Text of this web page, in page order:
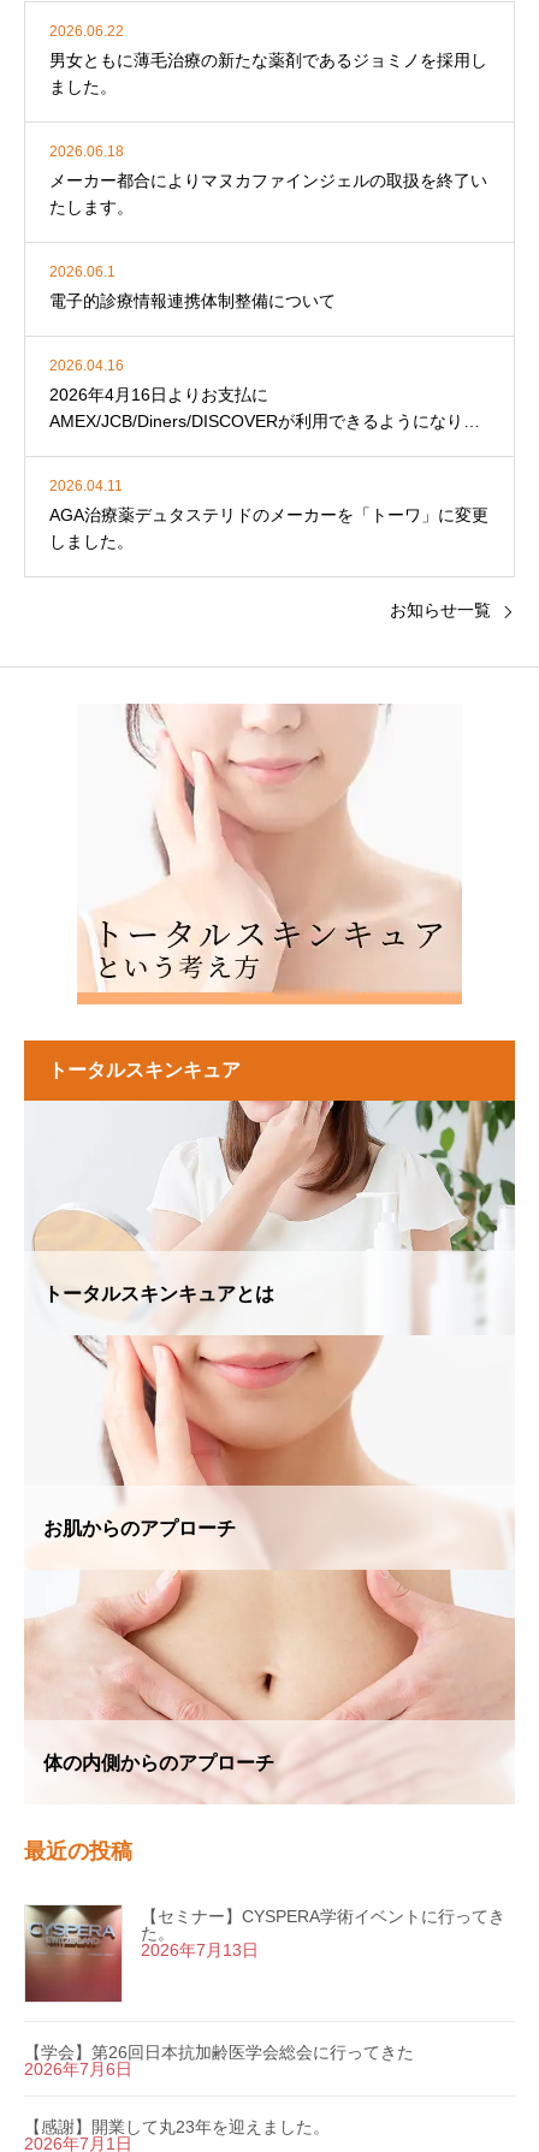
2026.06.22
男女ともに薄毛治療の新たな薬剤であるジョミノを採用し
ました。
2026.06.18
メーカー都合によりマヌカファインジェルの取扱を終了い
たします。
2026.06.1
電子的診療情報連携体制整備について
2026.04.16
2026年4月16日よりお支払に
AMEX/JCB/Diners/DISCOVERが利用できるようになりま
2026.04.11
AGA治療薬デュタステリドのメーカーを「トーワ」に変更
しました。
お知らせ一覧
トータルスキンキュア
トータルスキンキュアとは
お肌からのアプローチ
体の内側からのアプローチ
最近の投稿
【セミナー】CYSPERA学術イベントに行ってき
た。
2026年7月13日
【学会】第26回日本抗加齢医学会総会に行ってきた
2026年7月6日
【感謝】開業して丸23年を迎えました。
2026年7月1日